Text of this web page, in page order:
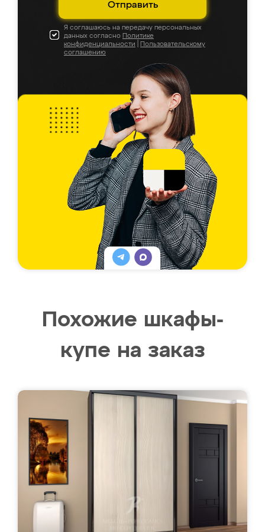
Отправить
Я соглашаюсь на передачу персональных
данных согласно Политике
конфиденциальности
Пользовательскому
соглашению
Похожие шкафы-
купе на заказ